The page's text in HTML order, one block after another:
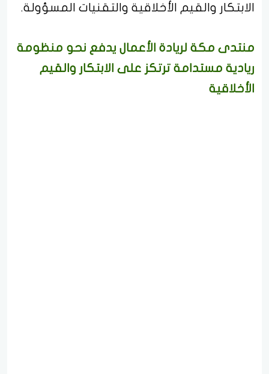
الابتكار والقيم الأخلاقية والتقنيات المسؤولة.
منتدى مكة لريادة الأعمال يدفع نحو منظومة
ريادية مستدامة ترتكز على الابتكار والقيم
الأخلاقية